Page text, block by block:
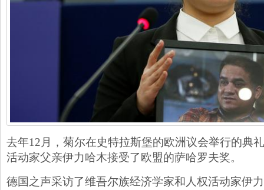
去年12月，菊尔在史特拉斯堡的欧洲议会举行的典
活动家父亲伊力哈木接受了欧盟的萨哈罗夫奖。
德国之声采访了维吾尔族经济学家和人权活动家伊